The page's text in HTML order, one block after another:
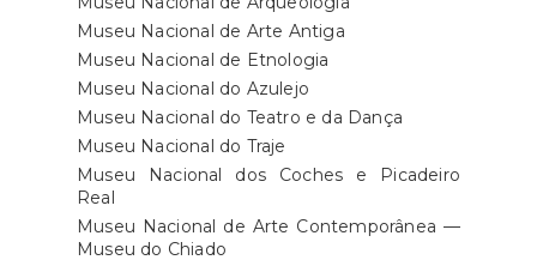
Museu Nacional de Arte Antiga
Museu Nacional de Etnologia
Museu Nacional do Azulejo
Museu Nacional do Teatro e da Dança
Museu Nacional do Traje
Museu Nacional dos Coches e Picadeiro
Real
Museu Nacional de Arte Contemporânea —
Museu do Chiado